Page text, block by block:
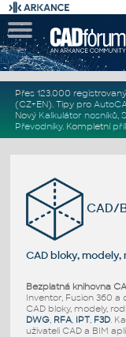
Přes 123.000
(CZ+EN). Tipy pro
Nový Kalkulátor nosníků,
Převodníky. Kompletní
CAD/
CAD bloky,
Bezplatná knihovna
Inventor, Fusion 360 a
CAD bloky, modely,
DWG, RFA, IPT, F3D.
uživateli CAD a BIM